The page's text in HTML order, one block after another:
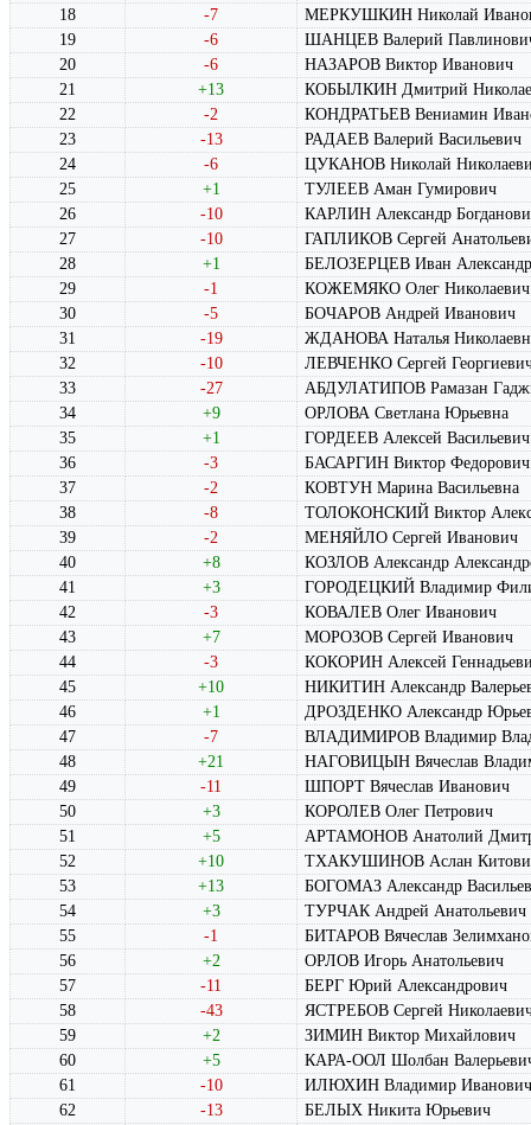
18
-7
МЕРКУШКИН Николай
19
-6
ШАНЦЕВ Валерий
20
-6
НАЗАРОВ Виктор Иванович
21
+13
КОБЫЛКИН Дмитрий
22
-2
КОНДРАТЬЕВ Вениамин
23
-13
РАДАЕВ Валерий Васильевич
24
-6
ЦУКАНОВ Николай
25
+1
ТУЛЕЕВ Аман Гумирович
26
-10
КАРЛИН Александр
27
-10
ГАПЛИКОВ Сергей
28
+1
БЕЛОЗЕРЦЕВ Иван
29
-1
КОЖЕМЯКО Олег Николаевич
30
-5
БОЧАРОВ Андрей Иванович
31
-19
ЖДАНОВА Наталья
32
-10
ЛЕВЧЕНКО Сергей
33
-27
АБДУЛАТИПОВ Рамазан
34
+9
ОРЛОВА Светлана Юрьевна
35
+1
ГОРДЕЕВ Алексей Васильевич
36
-3
БАСАРГИН Виктор Федорович
37
-2
КОВТУН Марина Васильевна
38
-8
ТОЛОКОНСКИЙ Виктор
39
-2
МЕНЯЙЛО Сергей Иванович
40
+8
КОЗЛОВ Александр
41
+3
ГОРОДЕЦКИЙ Владимир
42
-3
КОВАЛЕВ Олег Иванович
43
+7
МОРОЗОВ Сергей Иванович
44
-3
КОКОРИН Алексей
45
+10
НИКИТИН Александр
46
+1
ДРОЗДЕНКО Александр
47
-7
ВЛАДИМИРОВ Владимир
48
+21
НАГОВИЦЫН Вячеслав
49
-11
ШПОРТ Вячеслав Иванович
50
+3
КОРОЛЕВ Олег Петрович
51
+5
АРТАМОНОВ Анатолий
52
+10
ТХАКУШИНОВ Аслан
53
+13
БОГОМАЗ Александр
54
+3
ТУРЧАК Андрей Анатольевич
55
-1
БИТАРОВ Вячеслав
56
+2
ОРЛОВ Игорь Анатольевич
57
-11
БЕРГ Юрий Александрович
58
-43
ЯСТРЕБОВ Сергей
59
+2
ЗИМИН Виктор Михайлович
60
+5
КАРА-ООЛ Шолбан
61
-10
ИЛЮХИН Владимир Иванович
62
-13
БЕЛЫХ Никита Юрьевич